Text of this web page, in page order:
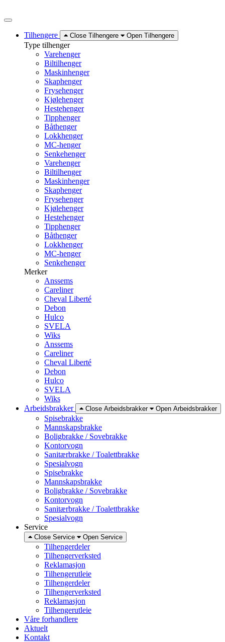
to
Tilhengere
Close Tilhengere Open Tilhengere
Type tilhenger
Varehenger
Biltilhenger
Maskinhenger
Skaphenger
Frysehenger
Kjølehenger
Hestehenger
Tipphenger
Båthenger
Lokkhenger
MC-henger
Senkehenger
Varehenger
Biltilhenger
Maskinhenger
Skaphenger
Frysehenger
Kjølehenger
Hestehenger
Tipphenger
Båthenger
Lokkhenger
MC-henger
Senkehenger
Merker
Anssems
Careliner
Cheval Liberté
Debon
Hulco
SVELA
Wiks
Anssems
Careliner
Cheval Liberté
Debon
Hulco
SVELA
Wiks
Arbeidsbrakker
Close Arbeidsbrakker Open Arbeidsbrakker
Spisebrakke
Mannskapsbrakke
Boligbrakke / Sovebrakke
Kontorvogn
Sanitærbrakke / Toalettbrakke
Spesialvogn
Spisebrakke
Mannskapsbrakke
Boligbrakke / Sovebrakke
Kontorvogn
Sanitærbrakke / Toalettbrakke
Spesialvogn
Service
Close Service Open Service
Tilhengerdeler
Tilhengerverksted
Reklamasjon
Tilhengerutleie
Tilhengerdeler
Tilhengerverksted
Reklamasjon
Tilhengerutleie
Våre forhandlere
Aktuelt
Kontakt